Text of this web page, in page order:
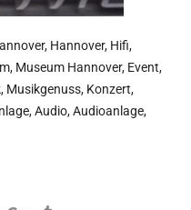
Hannover, Hifi,
Museum Hannover, Event,
Musikgenuss, Konzert,
Audio, Audioanlage,